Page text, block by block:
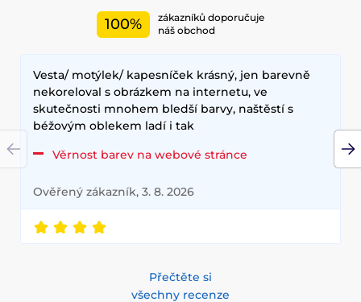
100%
zákazníků doporučuje
náš obchod
Vesta/ motýlek/ kapesníček krásný, jen barevně
nekoreloval s obrázkem na internetu, ve
skutečnosti mnohem bledší barvy, naštěstí s
béžovým oblekem ladí i tak
Věrnost barev na webové stránce
Ověřený zákazník, 3. 8. 2026
Přečtěte si
všechny recenze